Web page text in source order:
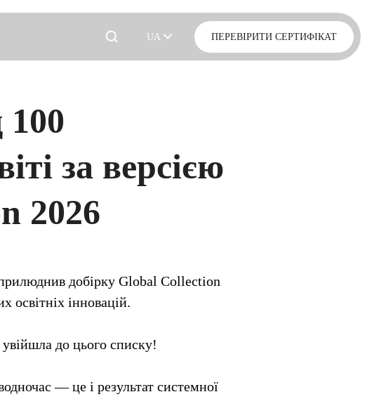
UA ПЕРЕВІРИТИ СЕРТИФІКАТ
за версією
2026
добірку Global Collection
інновацій.
увійшла до цього списку!
— це і результат системної